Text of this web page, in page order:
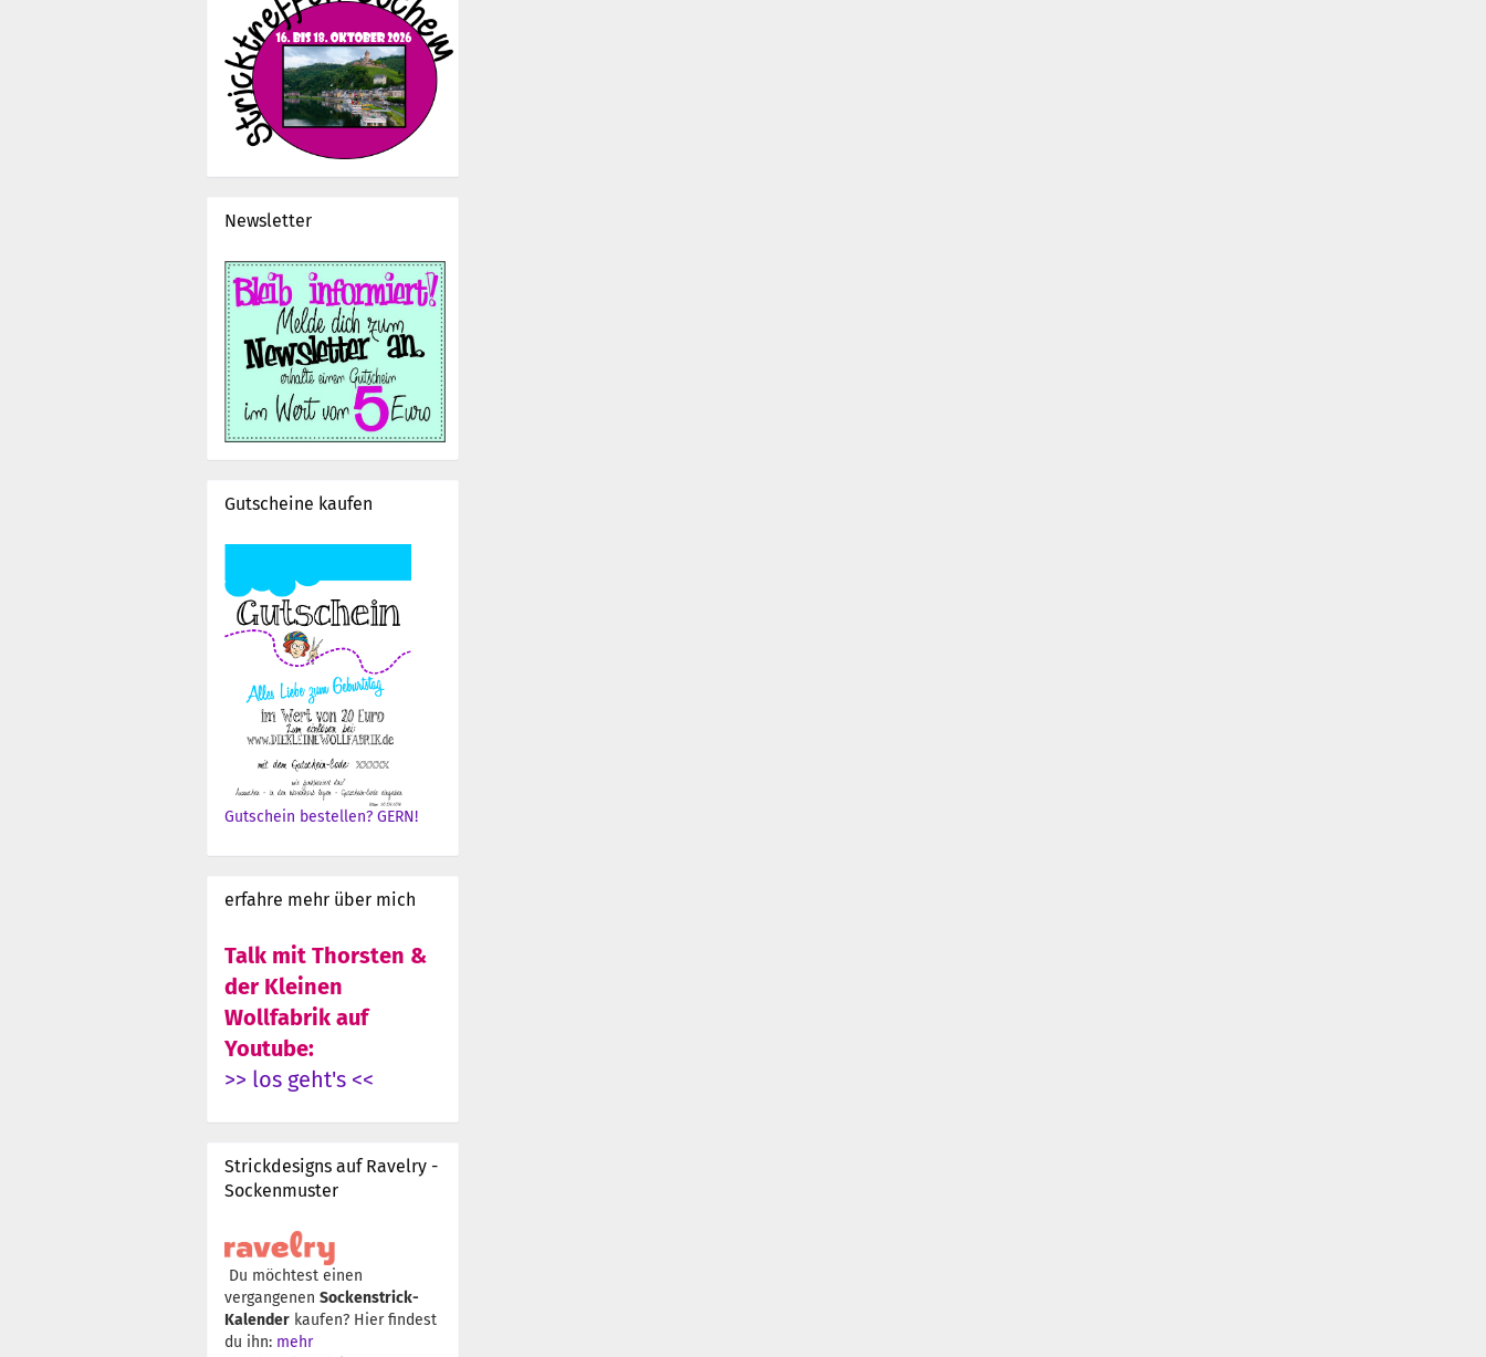
Newsletter
Gutscheine kaufen
Gutschein bestellen? GERN!
erfahre mehr über mich
Talk mit Thorsten &
der Kleinen
Wollfabrik auf
Youtube:
>> los geht's <<
Strickdesigns auf Ravelry -
Sockenmuster
Du möchtest einen
vergangenen Sockenstrick-
Kalender kaufen? Hier findest
du ihn: mehr